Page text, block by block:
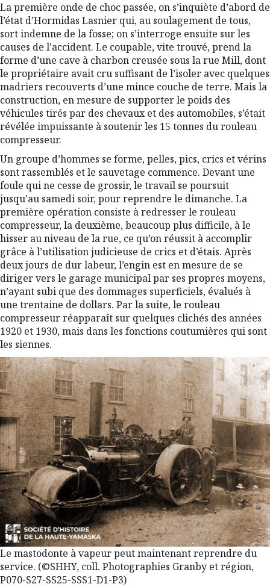
La première onde de choc passée, on s’inquiète d’abord de
l’état d’Hormidas Lasnier qui, au soulagement de tous,
sort indemne de la fosse; on s’interroge ensuite sur les
causes de l’accident. Le coupable, vite trouvé, prend la
forme d’une cave à charbon creusée sous la rue Mill, dont
le propriétaire avait cru suffisant de l’isoler avec quelques
madriers recouverts d’une mince couche de terre. Mais la
construction, en mesure de supporter le poids des
véhicules tirés par des chevaux et des automobiles, s’était
révélée impuissante à soutenir les 15 tonnes du rouleau
compresseur.
Un groupe d’hommes se forme, pelles, pics, crics et vérins
sont rassemblés et le sauvetage commence. Devant une
foule qui ne cesse de grossir, le travail se poursuit
jusqu’au samedi soir, pour reprendre le dimanche. La
première opération consiste à redresser le rouleau
compresseur, la deuxième, beaucoup plus difficile, à le
hisser au niveau de la rue, ce qu’on réussit à accomplir
grâce à l’utilisation judicieuse de crics et d’étais. Après
deux jours de dur labeur, l’engin est en mesure de se
diriger vers le garage municipal par ses propres moyens,
n’ayant subi que des dommages superficiels, évalués à
une trentaine de dollars. Par la suite, le rouleau
compresseur réapparaît sur quelques clichés des années
1920 et 1930, mais dans les fonctions coutumières qui sont
les siennes.
Le mastodonte à vapeur peut maintenant reprendre du
service. (©SHHY, coll. Photographies Granby et région,
P070-S27-SS25-SSS1-D1-P3)